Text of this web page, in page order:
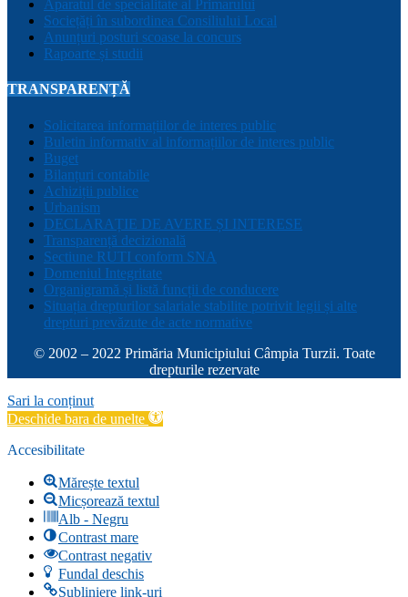
Aparatul de specialitate al Primarului
Sociețăți în subordinea Consiliului Local
Anunțuri posturi scoase la concurs
Rapoarte și studii
TRANSPARENȚĂ
Solicitarea informațiilor de interes public
Buletin informativ al informațiilor de interes public
Buget
Bilanțuri contabile
Achiziții publice
Urbanism
DECLARAȚIE DE AVERE ȘI INTERESE
Transparență decizională
Sectiune RUTI conform SNA
Domeniul Integritate
Organigramă și listă funcții de conducere
Situația drepturilor salariale stabilite potrivit legii și alte
drepturi prevăzute de acte normative
© 2002 – 2022 Primăria Municipiului Câmpia Turzii. Toate
drepturile rezervate
Sari la conținut
Deschide bara de unelte
Accesibilitate
Mărește textul
Micșorează textul
Alb - Negru
Contrast mare
Contrast negativ
Fundal deschis
Subliniere link-uri